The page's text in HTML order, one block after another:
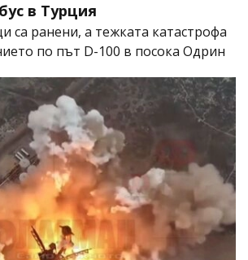
в Турция
са ранени, а тежката катастрофа
по път D-100 в посока Одрин